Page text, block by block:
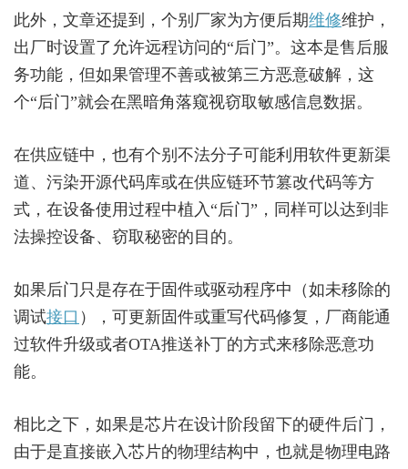
此外，文章还提到，个别厂家为方便后期维修维护，
出厂时设置了允许远程访问的“后门”。这本是售后服
务功能，但如果管理不善或被第三方恶意破解，这
个“后门”就会在黑暗角落窥视窃取敏感信息数据。
在供应链中，也有个别不法分子可能利用软件更新渠
道、污染开源代码库或在供应链环节篡改代码等方
式，在设备使用过程中植入“后门”，同样可以达到非
法操控设备、窃取秘密的目的。
如果后门只是存在于固件或驱动程序中（如未移除的
调试接口 ），可更新固件或重写代码修复，厂商能通
过软件升级或者OTA推送补丁的方式来移除恶意功
能。
相比之下，如果是芯片在设计阶段留下的硬件后门，
由于是直接嵌入芯片的物理结构中，也就是物理电路